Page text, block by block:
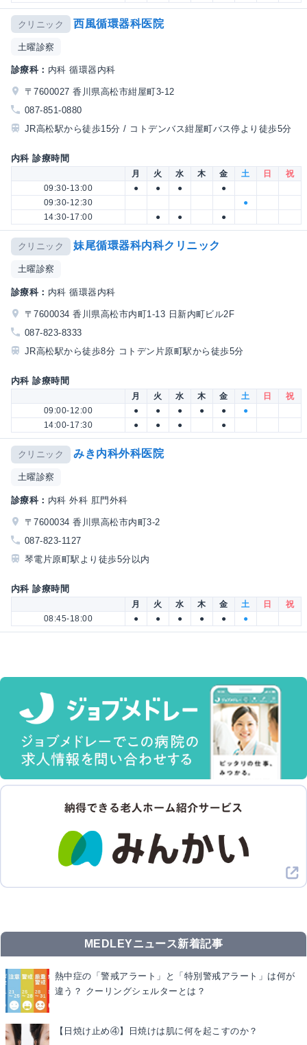
クリニック 西風循環器科医院
土曜診察
診療科： 内科 循環器内科
〒7600027 香川県高松市紺屋町3-12
087-851-0880
JR高松駅から徒歩15分 / コトデンバス紺屋町バス停より徒歩5分
内科 診療時間
月 火 水 木 金 土 日
祝
09:30-13:00
● ● ●
●
09:30-12:30
●
14:30-17:00
● ● ●
クリニック 妹尾循環器科内科クリニック
土曜診察
診療科： 内科 循環器内科
〒7600034 香川県高松市内町1-13 日新内町ビル2F
087-823-8333
JR高松駅から徒歩8分 コトデン片原町駅から徒歩5分
内科 診療時間
月 火 水 木 金 土 日
祝
09:00-12:00
● ● ● ● ●
●
14:00-17:30
● ● ● ●
クリニック みき内科外科医院
土曜診察
診療科： 内科 外科 肛門外科
〒7600034 香川県高松市内町3-2
087-823-1127
琴電片原町駅より徒歩5分以内
内科 診療時間
月 火 水 木 金 土 日
祝
08:45-18:00
● ● ● ● ● ●
MEDLEYニュース新着記事
熱中症の「警戒アラート」と「特別警戒アラート」は何が
違う？ クーリングシェルターとは？
【日焼け止め④】日焼けは肌に何を起こすのか？